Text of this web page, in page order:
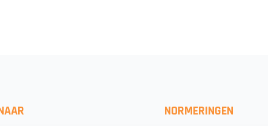
NORMERINGEN